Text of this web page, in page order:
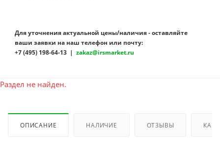
Для уточнения актуальной цены/наличия - оставляйте
ваши заявки на наш телефон или почту:
+7 (495) 198-64-13 | zakaz@irsmarket.ru
Раздел не найден.
ОПИСАНИЕ НАЛИЧИЕ ОТЗЫВЫ КАК